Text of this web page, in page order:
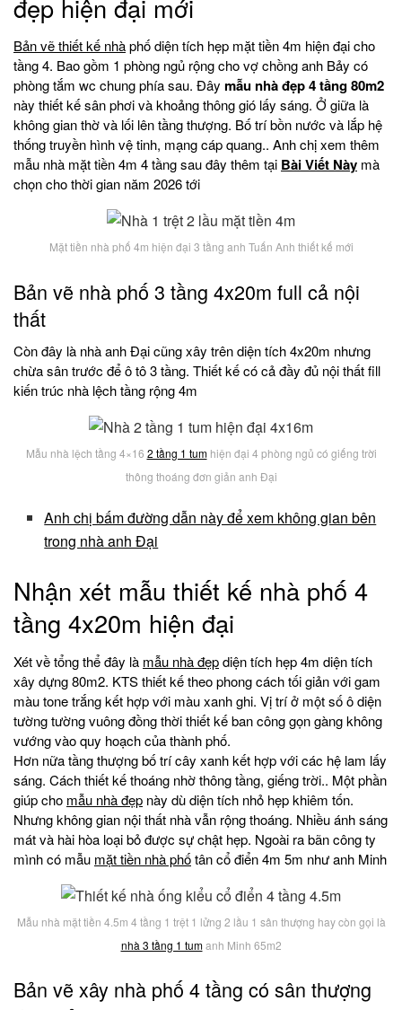
đẹp hiện đại mới
Bản vẽ thiết kế nhàphố diện tích hẹp mặt tiền 4m hiện đại cho
tầng 4. Bao gồm 1 phòng ngủ rộng cho vợ chồng anh Bảy có
phòng tắm wc chung phía sau. Đây mẫu nhà đẹp 4 tầng 80m2
này thiết kế sân phơi và khoảng thông gió lấy sáng. Ở giữa là
không gian thờ và lối lên tầng thượng. Bố trí bồn nước và lắp hệ
thống truyền hình vệ tinh, mạng cáp quang.. Anh chị xem thêm
mẫu nhà mặt tiền 4m 4 tầng sau đây thêm tại Bài Viết Này mà
chọn cho thời gian năm 2026 tới
Mặt tiền nhà phố 4m hiện đại 3 tầng anh Tuấn Anh thiết kế mới
Bản vẽ nhà phố 3 tầng 4x20m full cả nội
thất
Còn đây là nhà anh Đại cũng xây trên diện tích 4x20m nhưng
chừa sân trước để ô tô 3 tầng. Thiết kế có cả đầy đủ nội thất fill
kiến trúc nhà lệch tầng rộng 4m
Mẫu nhà lệch tầng 4×16 2 tầng 1 tumhiện đại 4 phòng ngủ có giếng trời
thông thoáng đơn giản anh Đại
Anh chị bấm đường dẫn này để xem không gian bên
trong nhà anh Đại
Nhận xét mẫu thiết kế nhà phố 4
tầng 4x20m hiện đại
Xét về tổng thể đây là mẫu nhà đẹpdiện tích hẹp 4m diện tích
xây dựng 80m2. KTS thiết kế theo phong cách tối giản với gam
màu tone trắng kết hợp với màu xanh ghi. Vị trí ở một số ô diện
tường tường vuông đồng thời thiết kế ban công gọn gàng không
vướng vào quy hoạch của thành phố.
Hơn nữa tầng thượng bố trí cây xanh kết hợp với các hệ lam lấy
sáng. Cách thiết kế thoáng nhờ thông tầng, giếng trời.. Một phần
giúp cho mẫu nhà đẹp này dù diện tích nhỏ hẹp khiêm tốn.
Nhưng không gian nội thất nhà vẫn rộng thoáng. Nhiều ánh sáng
mát và hài hòa loại bỏ được sự chật hẹp. Ngoài ra bãn công ty
mình có mẫu mặt tiền nhà phốtân cổ điển 4m 5m như anh Minh
Mẫu nhà mặt tiền 4.5m 4 tầng 1 trệt 1 lửng 2 lầu 1 sân thượng hay còn gọi là
nhà 3 tầng 1 tumanh Minh 65m2
Bản vẽ xây nhà phố 4 tầng có sân thượng